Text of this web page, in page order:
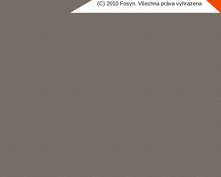
(C) 2010 Fosyn. Všechna práva vyhrazena